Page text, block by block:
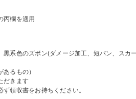
丙欄を適用
黒系色のズボン(ダメージ加工、短パン、スカ
るもの）
だきます
領収書をお持ちください。